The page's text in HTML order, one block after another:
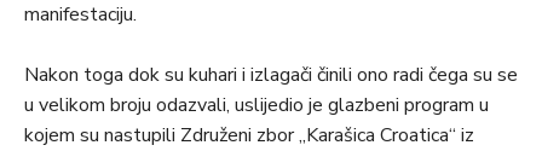
manifestaciju.
Nakon toga dok su kuhari i izlagači činili ono radi čega su se
u velikom broju odazvali, uslijedio je glazbeni program u
kojem su nastupili Združeni zbor „Karašica Croatica“ iz